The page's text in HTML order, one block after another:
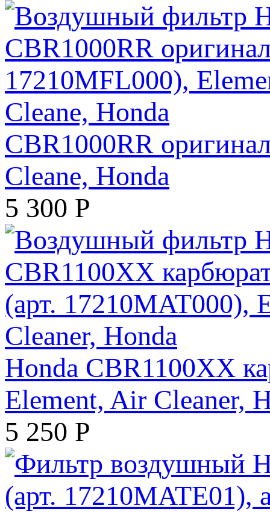
CBR1000RR
Cleane, Honda
5 300 Р
Honda CBR1100XX
Element, Air Cleaner,
5 250 Р